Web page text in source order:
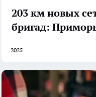
203 км новых
бригад:
2025